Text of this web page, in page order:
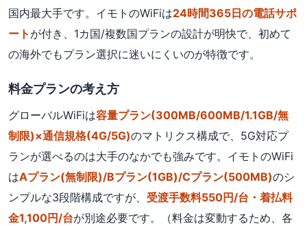
国内最大手です。イモトのWiFiは24時間365日の電話サポ
ート が付き、1カ国/複数国プランの設計が明快で、初めて
の海外でもプラン選択に迷いにくいのが特徴です。
料金プランの考え方
グローバルWiFiは容量プラン(300MB/600MB/1.1GB/無
制限)×通信規格(4G/5G)のマトリクス構成で、5G対応プ
ランが選べるのは大手のなかでも強みです。イモトのWiFi
はAプラン(無制限)/Bプラン(1GB)/Cプラン(500MB)のシ
ンプルな3段階構成ですが、 受渡手数料550円/台・着払料
金1,100円/台が別途必要です。（料金は変動するため、各